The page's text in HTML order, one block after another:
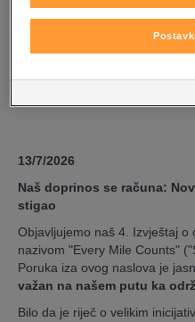
13/7/2026
Naš doprinos se računa:
stigao
Objavljujemo naš 4. Izvještaj o
nazivom "Every Mile Counts"
Poruka iza ovog naslova je
važan na našem putu ka
Bilo da je riječ o velikim